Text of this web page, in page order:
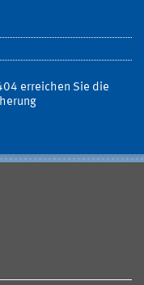
erreichen Sie die